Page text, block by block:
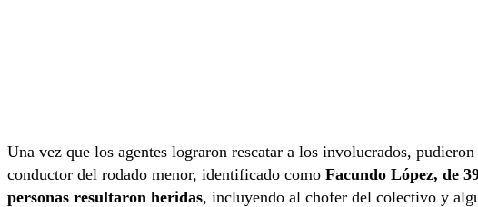
Una vez que los agentes lograron rescatar a los involucrados,
conductor del rodado menor, identificado como Facundo López, de
personas resultaron heridas, incluyendo al chofer del colectivo y